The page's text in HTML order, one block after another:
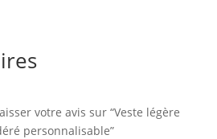
votre avis sur “Veste légère
personnalisable”